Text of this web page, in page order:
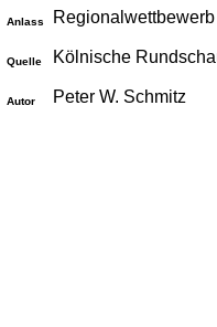
Anlass
Quelle Kölnische
Autor Peter W. Schmitz